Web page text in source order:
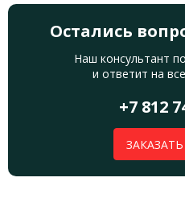
Остались
Наш консультант
и ответит на
+7 812